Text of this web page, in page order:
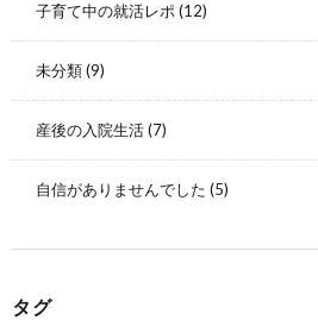
子育て中の就活レポ(12)
未分類(9)
産後の入院生活(7)
自信がありませんでした (5)
タグ